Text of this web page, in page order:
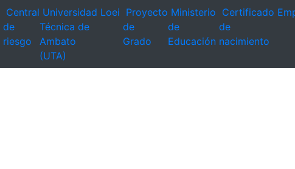
Central
de
riesgo
Universidad
Técnica de
Ambato
(UTA)
Loei Proyecto
de
Grado
Ministerio
de
Educación
Certificado
de
nacimiento